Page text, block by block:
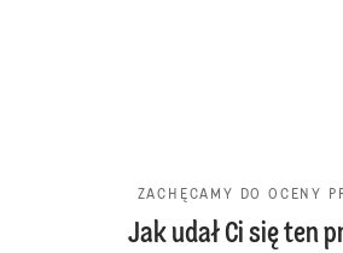
ZACHĘCAMY DO OCENY
Jak udał Ci się ten